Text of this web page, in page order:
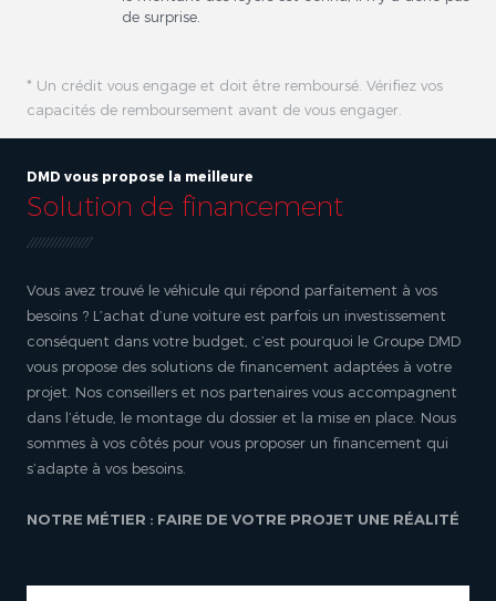
DMD vous propose la meilleure
Solution de financement
Vous avez trouvé le véhicule qui répond parfaitement à vos
besoins ? L’achat d’une voiture est parfois un investissement
conséquent dans votre budget, c’est pourquoi le Groupe DMD
vous propose des solutions de financement adaptées à votre
projet. Nos conseillers et nos partenaires vous accompagnent
dans l’étude, le montage du dossier et la mise en place. Nous
sommes à vos côtés pour vous proposer un financement qui
s’adapte à vos besoins.
NOTRE MÉTIER : FAIRE DE VOTRE PROJET UNE RÉALITÉ
de surprise.
* Un crédit vous engage et doit être remboursé. Vérifiez vos
capacités de remboursement avant de vous engager.